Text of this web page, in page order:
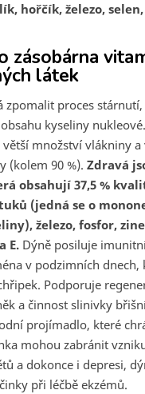
hořčík, železo,
zásobárna
látek
zpomalit proces
kyseliny
větší množství vlákniny a
(kolem 90 %). Zdravá
obsahují 37,5 %
(jedná se o
železo, fosfor,
E. Dýně posiluje
v podzimních dnech,
Podporuje
a činnost slinivky
projímadlo, které
mohou zabránit
a dokonce i depresi,
při léčbě ekzémů.